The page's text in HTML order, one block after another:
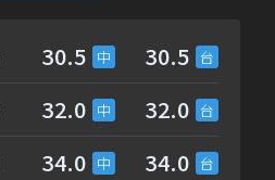
30.5 30.5
32.0 32.0
34.0 34.0